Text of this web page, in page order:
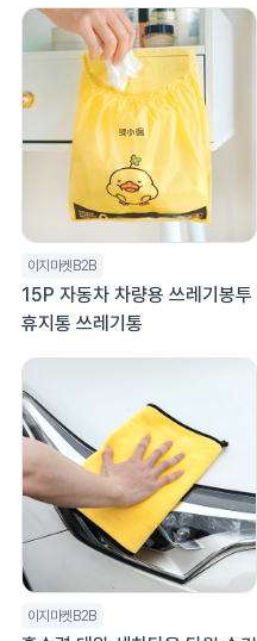
이지마켓B2B
15P 자동차 차량용 쓰레기봉투
휴지통 쓰레기통
이지마켓B2B